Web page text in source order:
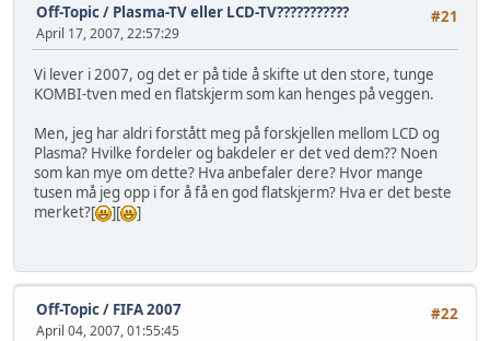
#21
Off-Topic/ Plasma-TV eller LCD-TV???????????
April 17, 2007, 22:57:29
Vi lever i 2007, og det er på tide å skifte ut den store, tunge
KOMBI-tven med en flatskjerm som kan henges på veggen.
Men, jeg har aldri forstått meg på forskjellen mellom LCD og
Plasma? Hvilke fordeler og bakdeler er det ved dem?? Noen
som kan mye om dette? Hva anbefaler dere? Hvor mange
tusen må jeg opp i for å få en god flatskjerm? Hva er det beste
merket?[
][ ]
#22
Off-Topic/ FIFA 2007
April 04, 2007, 01:55:45